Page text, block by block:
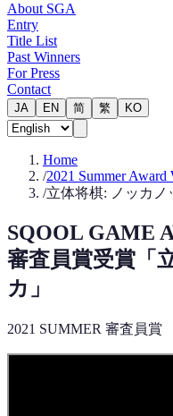
About SGA
Entry
Title List
Past Winners
For Press
Contact
JA EN 简 繁 KO
Home
/2021 Summer Award
/立体将棋: ノッカノ
SQOOL GAME
審査員賞受賞「
カ」
2021 SUMMER 審査員賞